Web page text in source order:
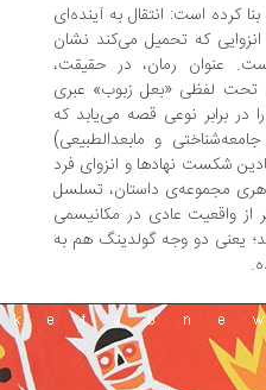
است: انتقال به آینده‌ای
که تحمیل می‌کند نشان
رمان، در حقیقت،
«بعل زبوب» عبری
نوعی قصه می‌یابد که
و مابعدالطبیعی)
نهادها و انزوای فرد
داستان، تسلسل
عادی در مکانیسمی
دو وجه گولدینگ هم به